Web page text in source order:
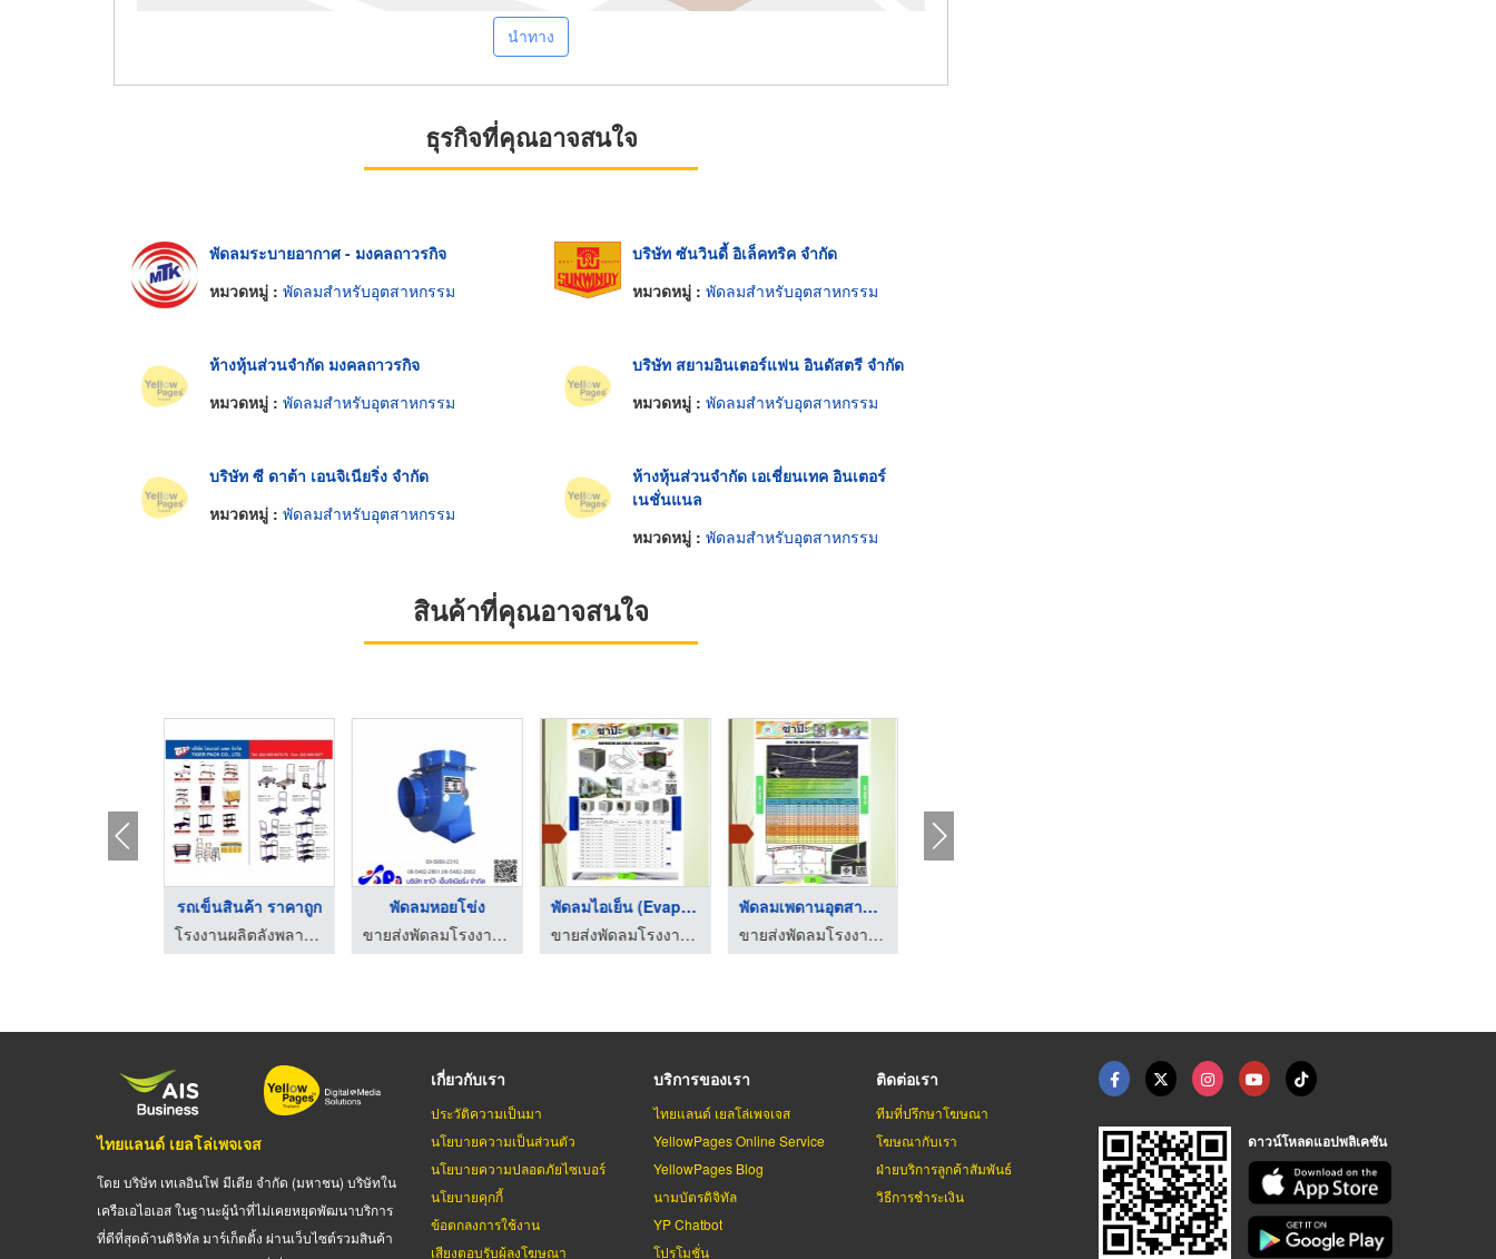
นำทาง
ธุรกิจที่คุณอาจสนใจ
พัดลมระบายอากาศ - มงคลถาวรกิจ
หมวดหมู่ : พัดลมสำหรับอุตสาหกรรม
บริษัท ซันวินดี้ อิเล็คทริค จำกัด
หมวดหมู่ : พัดลมสำหรับอุตสาหกรรม
ห้างหุ้นส่วนจำกัด มงคลถาวรกิจ
หมวดหมู่ : พัดลมสำหรับอุตสาหกรรม
บริษัท สยามอินเตอร์แฟน อินดัสตรี จำกัด
หมวดหมู่ : พัดลมสำหรับอุตสาหกรรม
บริษัท ซี ดาต้า เอนจิเนียริ่ง จำกัด
หมวดหมู่ : พัดลมสำหรับอุตสาหกรรม
ห้างหุ้นส่วนจำกัด เอเชี่ยนเทค อินเตอร์
เนชั่นแนล
หมวดหมู่ : พัดลมสำหรับอุตสาหกรรม
สินค้าที่คุณอาจสนใจ
รถเข็นสินค้า ราคาถูก
โรงงานผลิตลังพลาสติก ไทเกอร์ แพค
พัดลมหอยโข่ง
ขายส่งพัดลมโรงงาน ขายส่งหน้ากากแอร์
พัดลมไอเย็น (Evapora ...
ขายส่งพัดลมโรงงาน ขายส่งหน้ากากแอร์
พัดลมเพดานอุตสาหกรรม
ขายส่งพัดลมโรงงาน ขายส่งหน้ากากแอร์
ไทยแลนด์ เยลโล่เพจเจส
โดย บริษัท เทเลอินโฟ มีเดีย จำกัด (มหาชน) บริษัทใน
เครือเอไอเอส ในฐานะผู้นำที่ไม่เคยหยุดพัฒนาบริการ
ที่ดีที่สุดด้านดิจิทัล มาร์เก็ตติ้ง ผ่านเว็บไซต์รวมสินค้า
เกี่ยวกับเรา
ประวัติความเป็นมา
นโยบายความเป็นส่วนตัว
นโยบายความปลอดภัยไซเบอร์
นโยบายคุกกี้
ข้อตกลงการใช้งาน
เสียงตอบรับผู้ลงโฆษณา
บริการของเรา
ไทยแลนด์ เยลโล่เพจเจส
YellowPages Online Service
YellowPages Blog
นามบัตรดิจิทัล
YP Chatbot
โปรโมชั่น
ติดต่อเรา
ทีมที่ปรึกษาโฆษณา
โฆษณากับเรา
ฝ่ายบริการลูกค้าสัมพันธ์
วิธีการชำระเงิน
ดาวน์โหลดแอปพลิเคชัน